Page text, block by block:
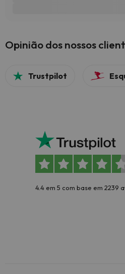
Opinião dos nossos
Trustpilot
4.4 em 5 com base em 2239